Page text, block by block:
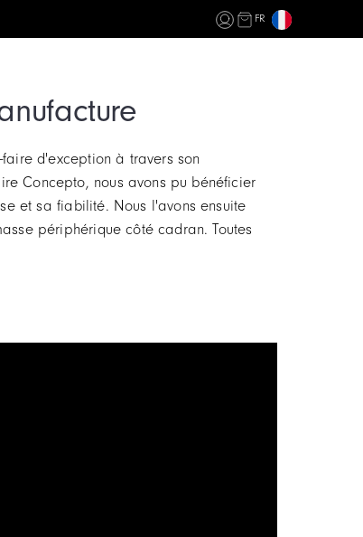
FR
d'exception à travers son
Concepto, nous avons pu bénéficier
et sa fiabilité. Nous l'avons ensuite
périphérique côté cadran. Toutes